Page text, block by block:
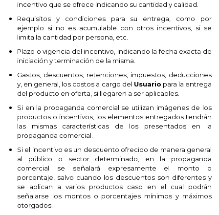
incentivo que se ofrece indicando su cantidad y calidad.
Requisitos y condiciones para su entrega, como por
ejemplo si no es acumulable con otros incentivos, si se
limita la cantidad por persona, etc.
Plazo o vigencia del incentivo, indicando la fecha exacta de
iniciación y terminación de la misma.
Gastos, descuentos, retenciones, impuestos, deducciones
y, en general, los costos a cargo del Usuario para la entrega
del producto en oferta, si llegaren a ser aplicables.
Si en la propaganda comercial se utilizan imágenes de los
productos o incentivos, los elementos entregados tendrán
las mismas características de los presentados en la
propaganda comercial.
Si el incentivo es un descuento ofrecido de manera general
al público o sector determinado, en la propaganda
comercial se señalará expresamente el monto o
porcentaje, salvo cuando los descuentos son diferentes y
se aplican a varios productos caso en el cual podrán
señalarse los montos o porcentajes mínimos y máximos
otorgados.